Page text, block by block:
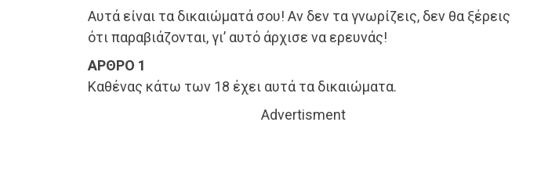
Αυτά είναι τα δικαιώματά σου! Αν δεν τα γνωρίζεις, δεν θα ξέρεις
ότι παραβιάζονται, γι’ αυτό άρχισε να ερευνάς!
ΑΡΘΡΟ 1
Καθένας κάτω των 18 έχει αυτά τα δικαιώματα.
Advertisment